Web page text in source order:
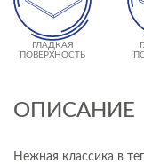
ГЛАДКАЯ
ПОВЕРХНОСТЬ
ОПИСАНИЕ
Нежная классика в